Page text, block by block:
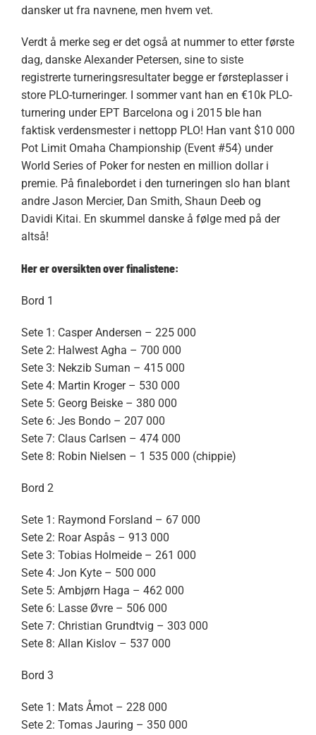
dansker ut fra navnene, men hvem vet.
Verdt å merke seg er det også at nummer to etter første
dag, danske Alexander Petersen, sine to siste
registrerte turneringsresultater begge er førsteplasser i
store PLO-turneringer. I sommer vant han en €10k PLO-
turnering under EPT Barcelona og i 2015 ble han
faktisk verdensmester i nettopp PLO! Han vant $10 000
Pot Limit Omaha Championship (Event #54) under
World Series of Poker for nesten en million dollar i
premie. På finalebordet i den turneringen slo han blant
andre Jason Mercier, Dan Smith, Shaun Deeb og
Davidi Kitai. En skummel danske å følge med på der
altså!
Her er oversikten over finalistene:
Bord 1
Sete 1: Casper Andersen – 225 000
Sete 2: Halwest Agha – 700 000
Sete 3: Nekzib Suman – 415 000
Sete 4: Martin Kroger – 530 000
Sete 5: Georg Beiske – 380 000
Sete 6: Jes Bondo – 207 000
Sete 7: Claus Carlsen – 474 000
Sete 8: Robin Nielsen – 1 535 000 (chippie)
Bord 2
Sete 1: Raymond Forsland – 67 000
Sete 2: Roar Aspås – 913 000
Sete 3: Tobias Holmeide – 261 000
Sete 4: Jon Kyte – 500 000
Sete 5: Ambjørn Haga – 462 000
Sete 6: Lasse Øvre – 506 000
Sete 7: Christian Grundtvig – 303 000
Sete 8: Allan Kislov – 537 000
Bord 3
Sete 1: Mats Åmot – 228 000
Sete 2: Tomas Jauring – 350 000